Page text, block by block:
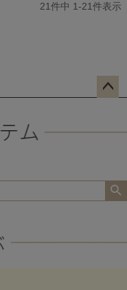
21件中 1-21件表示